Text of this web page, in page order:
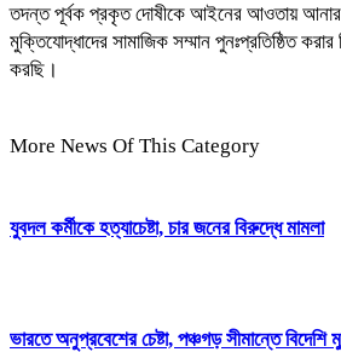
তদন্ত পূর্বক প্রকৃত দোষীকে আইনের আওতায় আনার
মুক্তিযোদ্ধাদের সামাজিক সম্মান পুনঃপ্রতিষ্ঠিত
করছি।
More News Of This Category
যুবদল কর্মীকে হত্যাচেষ্টা, চার জনের বিরুদ্ধে মামলা
ভারতে অনুপ্রবেশের চেষ্টা, পঞ্চগড় সীমান্তে